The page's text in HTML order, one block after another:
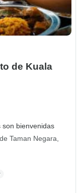
de Kuala
son bienvenidas
Taman Negara